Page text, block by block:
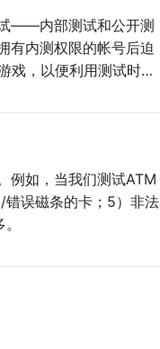
——内部测试和公开测
有内测权限的帐号后迫
戏，以便利用测试时累
要求
例如，当我们测试ATM
错误磁条的卡；5）非法